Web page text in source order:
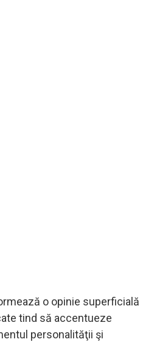
o opinie superficială
tind să accentueze
personalităţii şi